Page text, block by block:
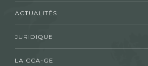
ACTUALITÉS
JURIDIQUE
LA CCA-GE